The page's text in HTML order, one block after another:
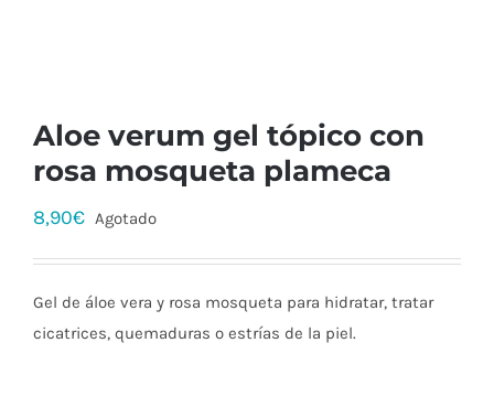
Aloe verum gel tópico con
rosa mosqueta plameca
8,90€ Agotado
Gel de áloe vera y rosa mosqueta para hidratar, tratar
cicatrices, quemaduras o estrías de la piel.